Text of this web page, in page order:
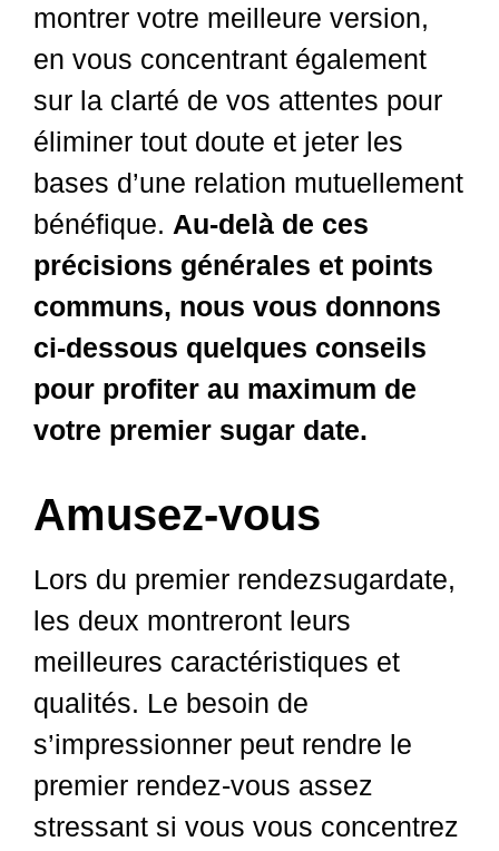
montrer votre meilleure version,
en vous concentrant également
sur la clarté de vos attentes pour
éliminer tout doute et jeter les
bases d’une relation mutuellement
bénéfique. Au-delà de ces
précisions générales et points
communs, nous vous donnons
ci-dessous quelques conseils
pour profiter au maximum de
votre premier sugar date.
Amusez-vous
Lors du premier rendezsugardate,
les deux montreront leurs
meilleures caractéristiques et
qualités. Le besoin de
s’impressionner peut rendre le
premier rendez-vous assez
stressant si vous vous concentrez